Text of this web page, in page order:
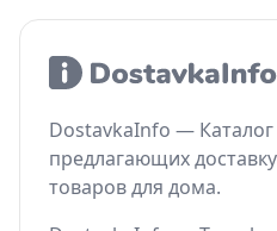
DostavkaInfo — Каталог
предлагающих
товаров для дома.